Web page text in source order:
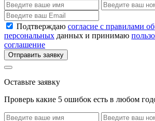
Подтверждаю согласие с правилами
персональных данных и принимаю
соглашение
Отправить заявку
Оставьте заявку
Проверь какие 5 ошибок есть в любом